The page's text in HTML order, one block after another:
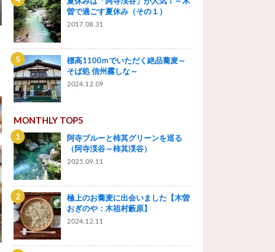
曽で過ごす夏休み（その１）
2017.08.31
標高1100ｍでいただく絶品蕎麦～
そば処 信州霧しな～
2024.12.09
MONTHLY TOP5
阿寺ブルーと柿其グリーンを巡る
（阿寺渓谷～柿其渓谷）
2025.09.11
極上のお蕎麦に出会いました【木曽
おぎのや：木祖村藪原】
2024.12.11